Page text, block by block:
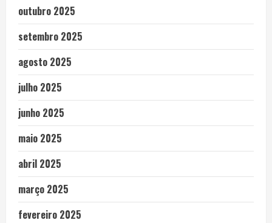
outubro 2025
setembro 2025
agosto 2025
julho 2025
junho 2025
maio 2025
abril 2025
março 2025
fevereiro 2025